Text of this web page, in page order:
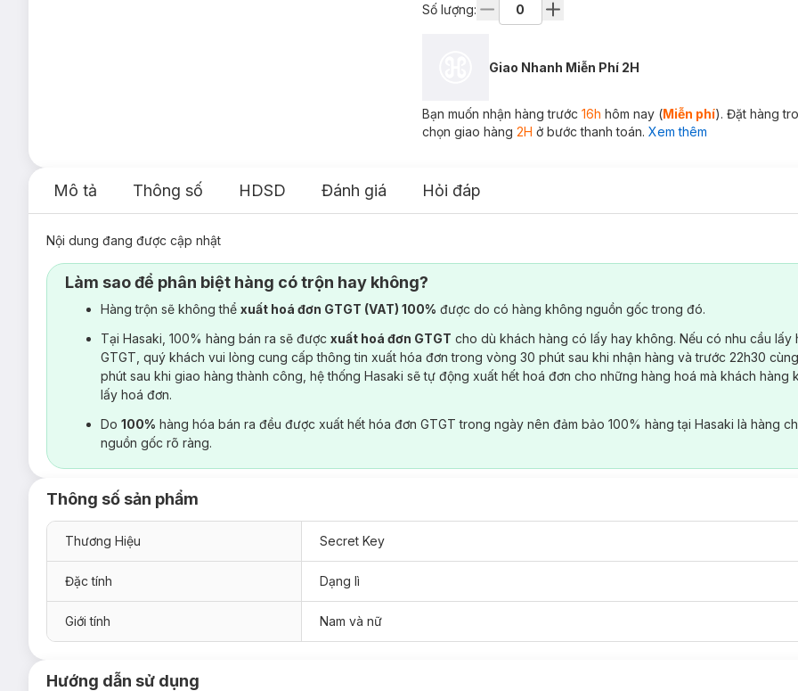
Số lượng:
Giao Nhanh Miễn Phí 2H
Bạn muốn nhận hàng trước 16h hôm nay (Miễn phí). Đặt hàng
chọn giao hàng 2H ở bước thanh toán. Xem thêm
Mô tả Thông số HDSD Đánh giá Hỏi đáp
Nội dung đang được cập nhật
Làm sao để phân biệt hàng có trộn hay không?
Hàng trộn sẽ không thể xuất hoá đơn GTGT (VAT) 100% được do có hàng không nguồn gốc trong đó.
Tại Hasaki, 100% hàng bán ra sẽ được xuất hoá đơn GTGT cho dù khách hàng có lấy hay không. Nếu có nhu cầu lấy
GTGT, quý khách vui lòng cung cấp thông tin xuất hóa đơn trong vòng 30 phút sau khi nhận hàng và trước 22h30
phút sau khi giao hàng thành công, hệ thống Hasaki sẽ tự động xuất hết hoá đơn cho những hàng hoá mà khách hàng
lấy hoá đơn.
Do 100% hàng hóa bán ra đều được xuất hết hóa đơn GTGT trong ngày nên đảm bảo 100% hàng tại Hasaki là hàng
nguồn gốc rõ ràng.
Thông số sản phẩm
Thương Hiệu Secret Key
Đặc tính Dạng lì
Giới tính Nam và nữ
Hướng dẫn sử dụng